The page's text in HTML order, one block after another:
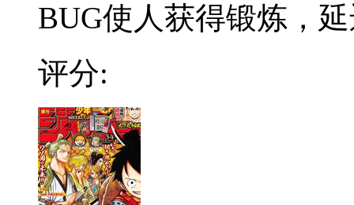
BUG使人获得锻炼，
评分: